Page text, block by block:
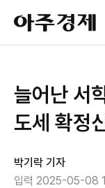
아
주
경
늘어난 서
도세 확정
박기락 기자
입력 2025-05-08